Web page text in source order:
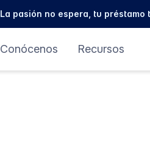
La pasión no espera, tu
Conócenos Recursos